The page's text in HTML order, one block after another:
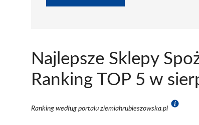
Najlepsze Sklepy
Ranking TOP 5 w
Ranking według portalu ziemiahrubieszowska.pl